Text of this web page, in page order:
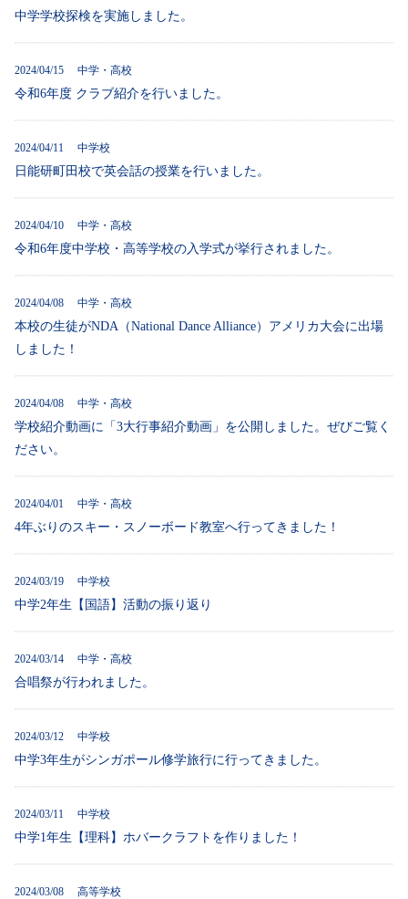
中学学校探検を実施しました。
2024/04/15 中学・高校
令和6年度 クラブ紹介を行いました。
2024/04/11 中学校
日能研町田校で英会話の授業を行いました。
2024/04/10 中学・高校
令和6年度中学校・高等学校の入学式が挙行されました。
2024/04/08 中学・高校
本校の生徒がNDA（National Dance Alliance）アメリカ大会に出場
しました！
2024/04/08 中学・高校
学校紹介動画に「3大行事紹介動画」を公開しました。ぜびご覧く
ださい。
2024/04/01 中学・高校
4年ぶりのスキー・スノーボード教室へ行ってきました！
2024/03/19 中学校
中学2年生【国語】活動の振り返り
2024/03/14 中学・高校
合唱祭が行われました。
2024/03/12 中学校
中学3年生がシンガポール修学旅行に行ってきました。
2024/03/11 中学校
中学1年生【理科】ホバークラフトを作りました！
2024/03/08 高等学校